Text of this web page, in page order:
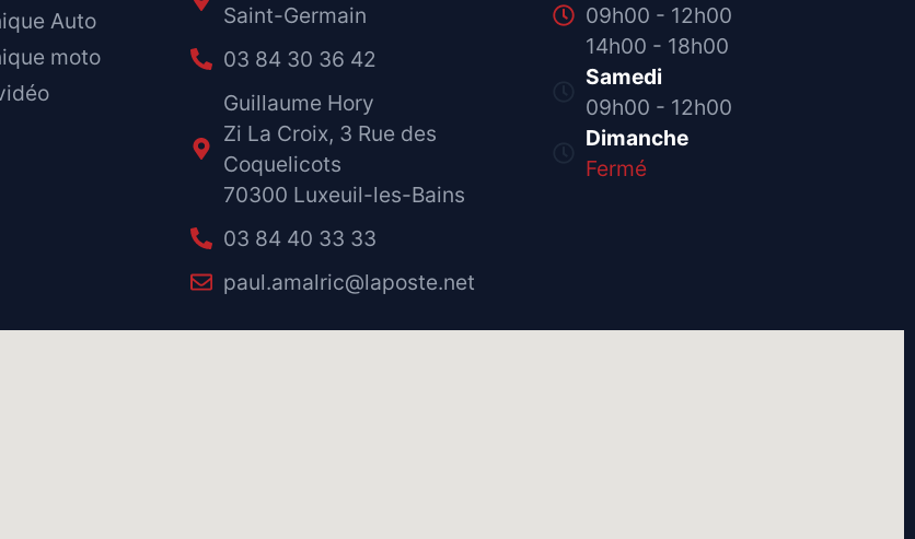
Auto
moto
Saint-Germain
03 84 30 36 42
Guillaume Hory
Zi La Croix, 3 Rue des
Coquelicots
70300 Luxeuil-les-Bains
03 84 40 33 33
paul.amalric@laposte.net
09h00 - 12h00
14h00 - 18h00
Samedi
09h00 - 12h00
Dimanche
Fermé